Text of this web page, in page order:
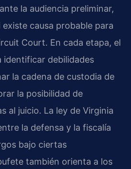
la audiencia preliminar,
existe causa probable para
Court. En cada etapa, el
identificar debilidades
la cadena de custodia de
la posibilidad de
al juicio. La ley de Virginia
la defensa y la fiscalía
bajo ciertas
también orienta a los